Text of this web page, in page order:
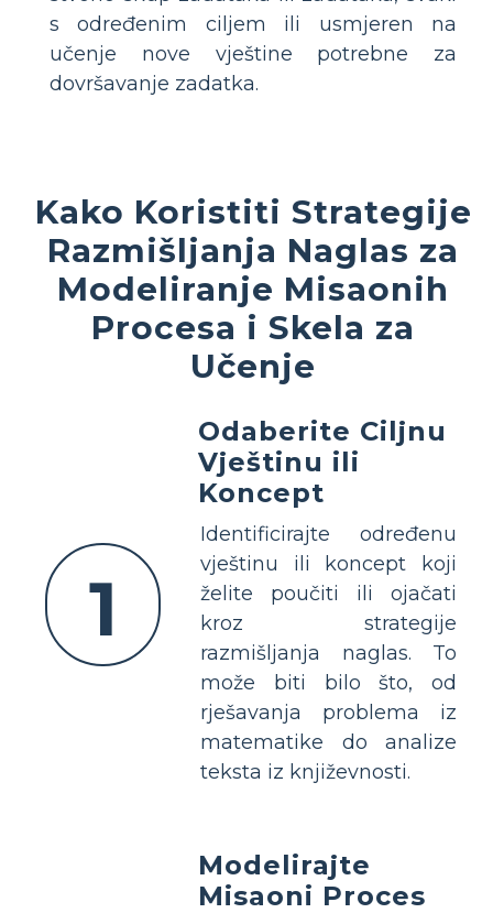
s određenim ciljem ili usmjeren na
učenje nove vještine potrebne za
dovršavanje zadatka.
Kako Koristiti Strategije
Razmišljanja Naglas za
Modeliranje Misaonih
Procesa i Skela za
Učenje
1
Odaberite Ciljnu
Vještinu ili
Koncept
Identificirajte određenu
vještinu ili koncept koji
želite poučiti ili ojačati
kroz strategije
razmišljanja naglas. To
može biti bilo što, od
rješavanja problema iz
matematike do analize
teksta iz književnosti.
Modelirajte
Misaoni Proces